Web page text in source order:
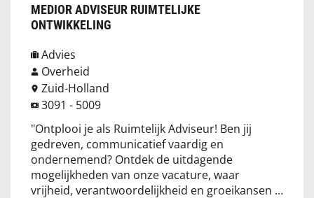
MEDIOR ADVISEUR RUIMTELIJKE
ONTWIKKELING
Advies
Overheid
Zuid-Holland
3091 - 5009
"Ontplooi je als Ruimtelijk Adviseur! Ben jij
gedreven, communicatief vaardig en
ondernemend? Ontdek de uitdagende
mogelijkheden van onze vacature, waar
vrijheid, verantwoordelijkheid en groeikansen …